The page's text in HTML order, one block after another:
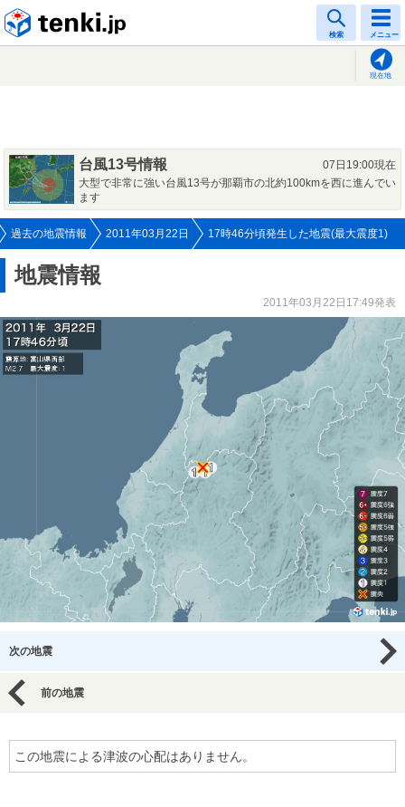
検索 メニュー
現在地
台風13号情報
07日19:00現在
大型で非常に強い台風13号が那覇市の北約100kmを西に進んでい
ます
過去の地震情報 2011年03月22日 17時46分頃発生した地震(最大震度1)
地震情報
2011年03月22日17:49発表
次の地震
前の地震
この地震による津波の心配はありません。